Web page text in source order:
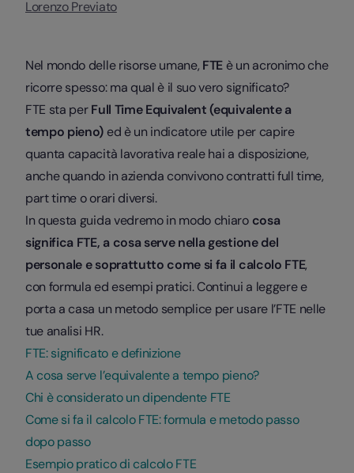
Lorenzo Previato
Nel mondo delle risorse umane, FTE è un acronimo che
ricorre spesso: ma qual è il suo vero significato?
FTE sta perFull Time Equivalent (equivalente a
tempo pieno) ed è un indicatore utile per capire
quanta capacità lavorativa reale hai a disposizione,
anche quando in azienda convivono contratti full time,
part time o orari diversi.
In questa guida vedremo in modo chiaro cosa
significa FTE, a cosa serve nella gestione del
personale e soprattutto come si fa il calcolo FTE,
con formula ed esempi pratici. Continui a leggere e
porta a casa un metodo semplice per usare l’FTE nelle
tue analisi HR.
FTE: significato e definizione
A cosa serve l’equivalente a tempo pieno?
Chi è considerato un dipendente FTE
Come si fa il calcolo FTE: formula e metodo passo
dopo passo
Esempio pratico di calcolo FTE